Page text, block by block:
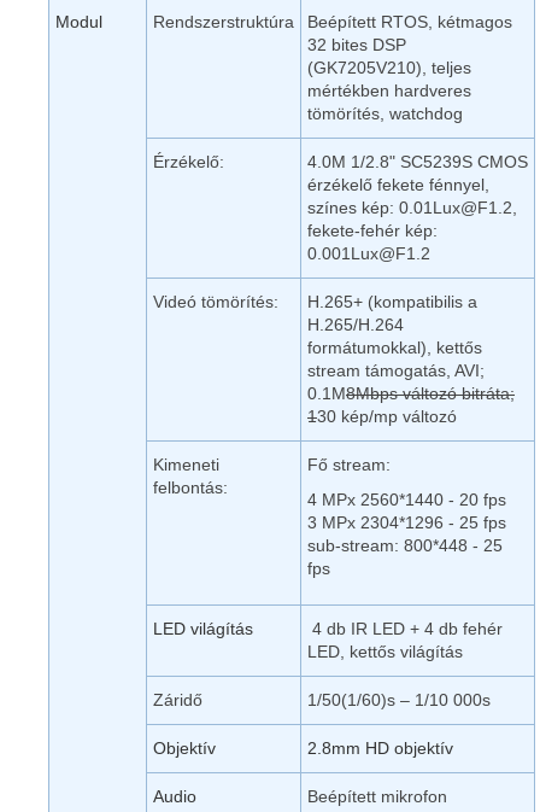
Modul Rendszerstruktúra
Beépített RTOS, kétmagos
32 bites DSP
(GK7205V210), teljes
mértékben hardveres
tömörítés, watchdog
Érzékelő:
4.0M 1/2.8" SC5239S CMOS
érzékelő fekete fénnyel,
színes kép: 0.01Lux@F1.2,
fekete-fehér kép:
0.001Lux@F1.2
Videó tömörítés:
H.265+ (kompatibilis a
H.265/H.264
formátumokkal), kettős
stream támogatás, AVI;
0.1M8Mbps változó bitráta;
130 kép/mp változó
Kimeneti
felbontás:
Fő stream:
4 MPx 2560*1440 - 20 fps
3 MPx 2304*1296 - 25 fps
sub-stream: 800*448 - 25
fps
LED világítás
4 db IR LED + 4 db fehér
LED, kettős világítás
Záridő 1/50(1/60)s – 1/10 000s
Objektív 2.8mm HD objektív
Audio Beépített mikrofon